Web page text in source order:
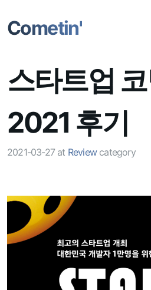
Cometin'
스타트업
2021 후기
2021-03-27 at Review category